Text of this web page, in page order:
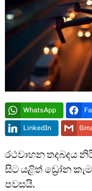
WhatsApp
LinkedIn
රථවාහන තදබදය
සිට යළිත් ඩ්‍රෝන
පවසයි.